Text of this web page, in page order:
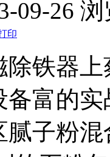
09-26
器上
富的
子粉